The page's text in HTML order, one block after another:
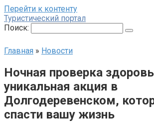
Перейти к контенту
Туристический портал
Поиск:
Главная » Новости
Ночная проверка
уникальная акция в
Долгодеревенском,
спасти вашу жизнь